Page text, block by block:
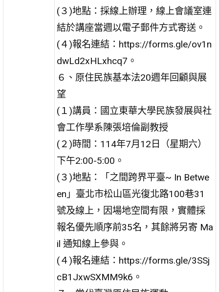
(３)地點：採線上辦理，線上會議室連
結於講座當週以電子郵件方式寄送。
(４)報名連結：https://forms.gle/ov1n
dwLd2xHLxhcq7。
６、原住民族基本法20週年回顧與展
望
(１)講員：國立東華大學民族發展與社
會工作學系陳張培倫副教授
(２)時間：114年7月12日（星期六）
下午2:00-5:00。
(３)地點：「之間跨界平臺~ In Betwe
en」臺北市松山區光復北路100巷31
號及線上，因場地空間有限，實體採
報名優先順序前35名，其餘將另寄 Ma
il 通知線上參與。
(４)報名連結：https://forms.gle/3SSj
cB1JxwSXMM9k6。